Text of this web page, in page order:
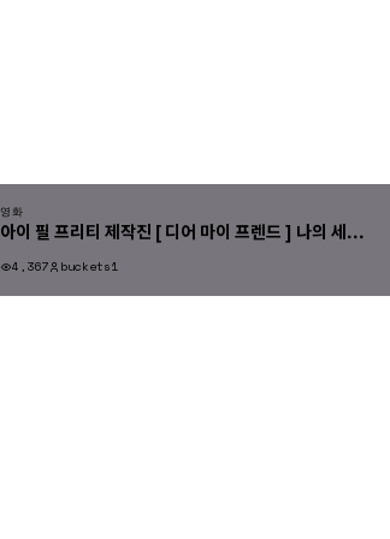
영화
아이 필 프리티 제작진 [ 디어 마이 프렌드 ] 나의 세...
4,367 buckets1